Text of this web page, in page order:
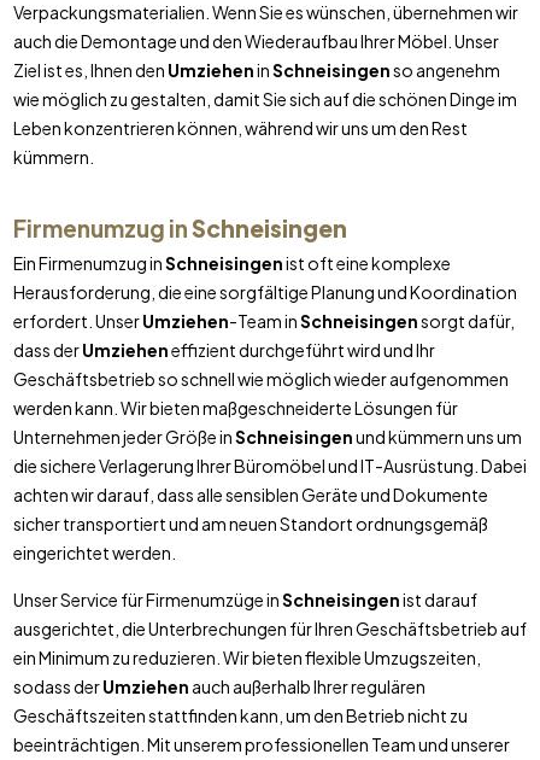
Verpackungsmaterialien. Wenn Sie es wünschen, übernehmen wir
auch die Demontage und den Wiederaufbau Ihrer Möbel. Unser
Ziel ist es, Ihnen den UmzieheninSchneisingenso angenehm
wie möglich zu gestalten, damit Sie sich auf die schönen Dinge im
Leben konzentrieren können, während wir uns um den Rest
kümmern.
Firmenumzug inSchneisingen
Ein Firmenumzug inSchneisingenist oft eine komplexe
Herausforderung, die eine sorgfältige Planung und Koordination
erfordert. UnserUmziehen-Team inSchneisingensorgt dafür,
dass derUmzieheneffizient durchgeführt wird und Ihr
Geschäftsbetrieb so schnell wie möglich wieder aufgenommen
werden kann. Wir bieten maßgeschneiderte Lösungen für
Unternehmen jeder Größe inSchneisingenund kümmern uns um
die sichere Verlagerung Ihrer Büromöbel und IT-Ausrüstung. Dabei
achten wir darauf, dass alle sensiblen Geräte und Dokumente
sicher transportiert und am neuen Standort ordnungsgemäß
eingerichtet werden.
Unser Service für Firmenumzüge inSchneisingenist darauf
ausgerichtet, die Unterbrechungen für Ihren Geschäftsbetrieb auf
ein Minimum zu reduzieren. Wir bieten flexible Umzugszeiten,
sodass derUmziehen auch außerhalb Ihrer regulären
Geschäftszeiten stattfinden kann, um den Betrieb nicht zu
beeinträchtigen. Mit unserem professionellen Team und unserer